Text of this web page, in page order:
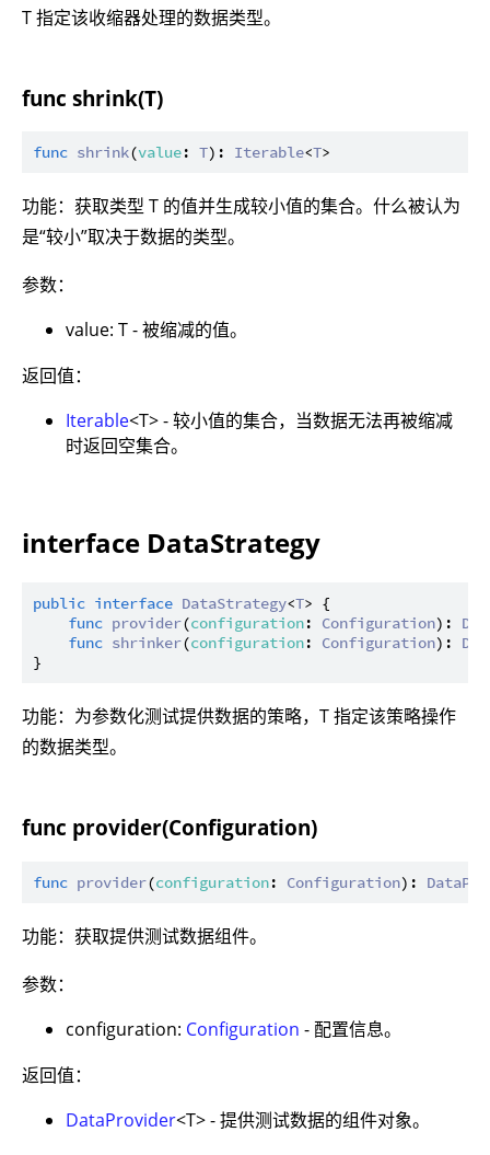
T 指定该收缩器处理的数据类型。
func shrink(T)
func shrink(value: T): Iterable<T
功能：获取类型 T 的值并生成较小值的集合。什么被认为
是“较小”取决于数据的类型。
参数：
value: T - 被缩减的值。
返回值：
Iterable<T> - 较小值的集合，当数据无法再被缩减
时返回空集合。
interface DataStrategy
public interface DataStrategy<T> {
func provider(configuration: Configuration):
func shrinker(configuration: Configuration):
功能：为参数化测试提供数据的策略，T 指定该策略操作
的数据类型。
func provider(Configuration)
func provider(configuration: Configuration):
功能：获取提供测试数据组件。
参数：
configuration: Configuration - 配置信息。
返回值：
DataProvider<T> - 提供测试数据的组件对象。